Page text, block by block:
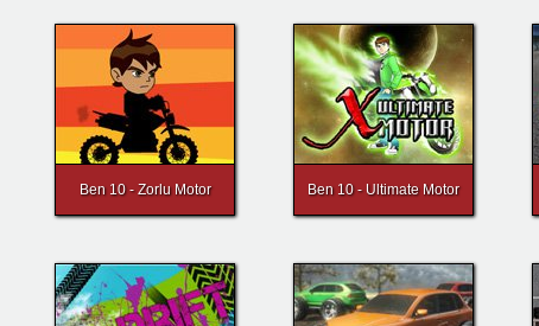
Ben 10 - Zorlu Motor Ben 10 - Ultimate Motor